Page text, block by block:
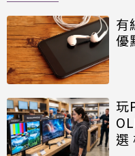
有
優
玩
選